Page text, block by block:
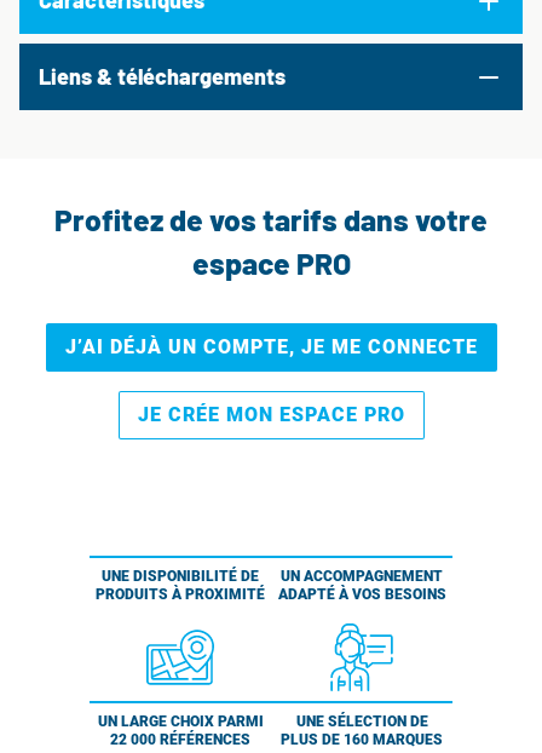
Liens & téléchargements
Profitez de vos tarifs dans votre
espace PRO
J’AI DÉJÀ UN COMPTE, JE ME CONNECTE
JE CRÉE MON ESPACE PRO
UNE DISPONIBILITÉ DE
PRODUITS À PROXIMITÉ
UN ACCOMPAGNEMENT
ADAPTÉ À VOS BESOINS
UN LARGE CHOIX PARMI
22 000 RÉFÉRENCES
UNE SÉLECTION DE
PLUS DE 160 MARQUES